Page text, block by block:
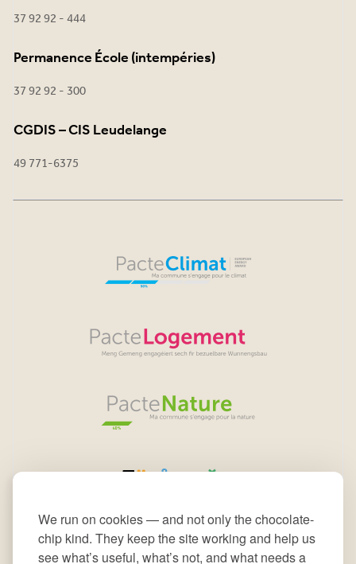
We run on cookies — and not only the chocolate-
chip kind. They keep the site working and help us
see what’s useful, what’s not, and what needs a
37 92 92 - 444
Permanence École (intempéries)
37 92 92 - 300
CGDIS – CIS Leudelange
49 771-6375